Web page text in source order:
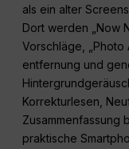
als ein alter
Dort werden „Now
Vorschläge, „Photo
entfernung und
Korrekturlesen,
Zusammenfassung
praktische